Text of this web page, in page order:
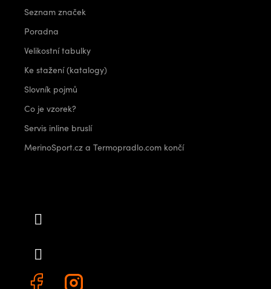
Seznam značek
Poradna
Velikostní tabulky
Ke stažení (katalogy)
Slovník pojmů
Co je vzorek?
Servis inline bruslí
MerinoSport.cz a Termopradlo.com končí